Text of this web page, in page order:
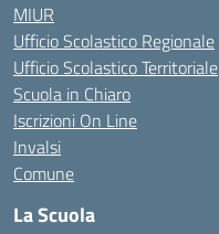
MIUR
Ufficio Scolastico Regionale
Ufficio Scolastico Territoriale
Scuola in Chiaro
Iscrizioni On Line
Invalsi
Comune
La Scuola